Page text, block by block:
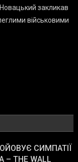
закликав
військовими
СИМПАТІЇ
THE WALL